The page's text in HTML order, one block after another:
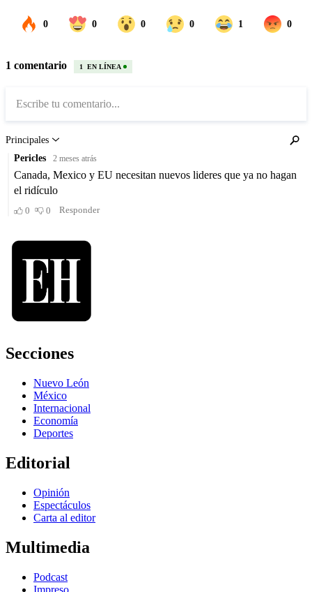
Secciones
Nuevo León
México
Internacional
Economía
Deportes
Editorial
Opinión
Espectáculos
Carta al editor
Multimedia
Podcast
Impreso